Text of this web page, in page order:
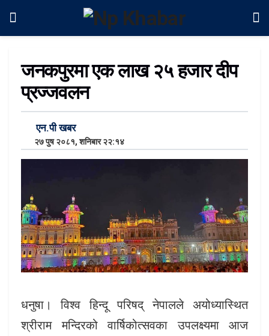
जनकपुरमा एक लाख २५ हजार दीप
प्रज्जवलन
एन.पी खबर
२७ पुष २०८१, शनिबार २२:१४
धनुषा। विश्व हिन्दू परिषद् नेपालले अयोध्यास्थित
श्रीराम मन्दिरको वार्षिकोत्सवका उपलक्ष्यमा आज